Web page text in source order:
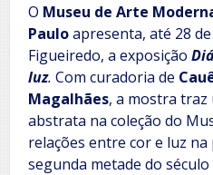
O Museu de Arte
Pauloapresenta, até 28
Figueiredo, a exposição
luz. Com curadoria de
Magalhães, a mostra
abstrata na coleção do
relações entre cor e luz
segunda metade do século